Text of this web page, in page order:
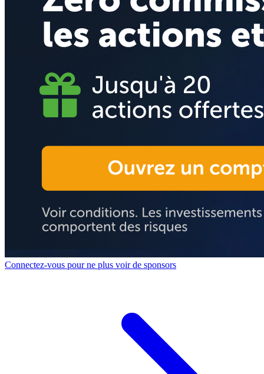
Connectez-vous pour ne plus voir de sponsors